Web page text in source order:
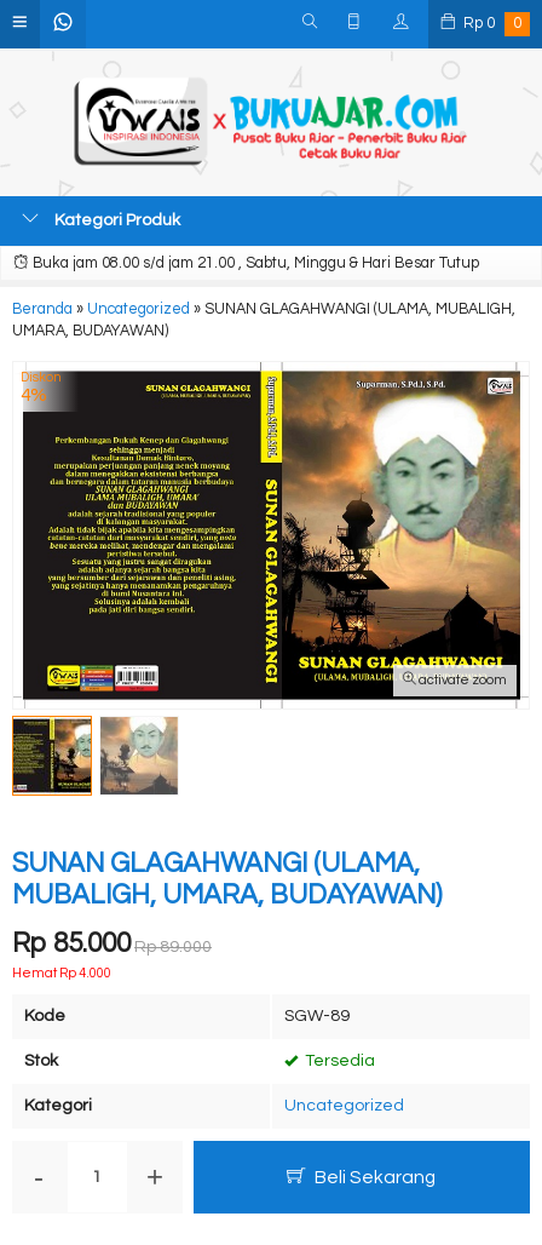
Rp 0 0
Kategori Produk
Buka jam 08.00 s/d jam 21.00 , Sabtu, Minggu & Hari Besar Tutup
Beranda » Uncategorized » SUNAN GLAGAHWANGI (ULAMA, MUBALIGH,
UMARA, BUDAYAWAN)
activate zoom
Diskon
4%
SUNAN GLAGAHWANGI (ULAMA,
MUBALIGH, UMARA, BUDAYAWAN)
Rp 85.000 Rp 89.000
Hemat Rp 4.000
Kode SGW-89
Stok Tersedia
Kategori Uncategorized
- + Beli Sekarang